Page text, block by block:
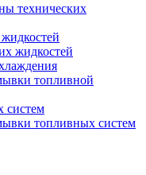
технических
жидкостей
топливной
систем
топливных систем